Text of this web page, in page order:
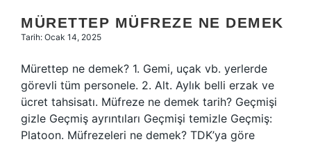
MÜRETTEP MÜFREZE NE DEMEK
Tarih: Ocak 14, 2025
Mürettep ne demek? 1. Gemi, uçak vb. yerlerde
görevli tüm personele. 2. Alt. Aylık belli erzak ve
ücret tahsisatı. Müfreze ne demek tarih? Geçmişi
gizle Geçmiş ayrıntıları Geçmişi temizle Geçmiş:
Platoon. Müfrezeleri ne demek? TDK’ya göre